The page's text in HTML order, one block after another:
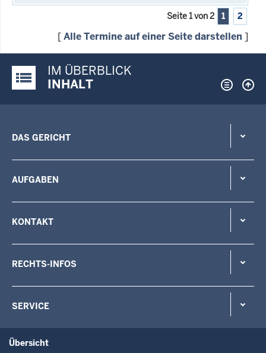
Seite 1 von 2 1 2
[Alle Termine auf einer Seite darstellen ]
Justiz-Portal im Überblick:
IM ÜBERBLICK
INHALT
DAS GERICHT
AUFGABEN
KONTAKT
RECHTS-INFOS
SERVICE
Übersicht